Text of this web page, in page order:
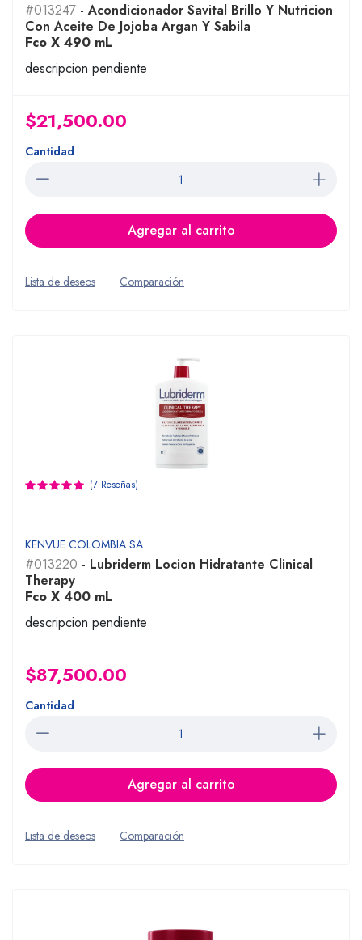
#013247 - Acondicionador Savital Brillo Y Nutricion
Con Aceite De Jojoba Argan Y Sabila
Fco X 490 mL
descripcion pendiente
$21,500.00
Cantidad
Agregar al carrito
Lista de deseos Comparación
(7 Reseñas)
KENVUE COLOMBIA SA
#013220 - Lubriderm Locion Hidratante Clinical
Therapy
Fco X 400 mL
descripcion pendiente
$87,500.00
Cantidad
Agregar al carrito
Lista de deseos Comparación